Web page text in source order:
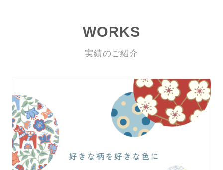
WORKS
実績のご紹介